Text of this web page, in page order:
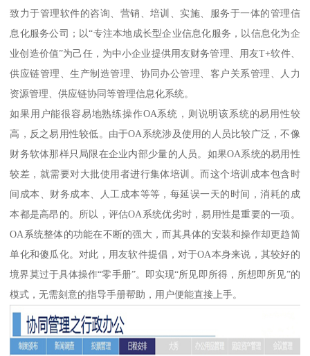
致力于管理软件的咨询、营销、培训、实施、服务于一体的管理信
息化服务公司；以“专注本地成长型企业信息化服务，以信息化为企
业创造价值”为己任，为中小企业提供用友财务管理、用友T+软件、
供应链管理、生产制造管理、协同办公管理、客户关系管理、人力
资源管理、供应链协同等管理信息化系统。
如果用户能很容易地熟练操作OA系统，则说明该系统的易用性较
高，反之易用性较低。由于OA系统涉及使用的人员比较广泛，不像
财务软体那样只局限在企业内部少量的人员。如果OA系统的易用性
较差，就需要对大批使用者进行集体培训。而这个培训成本包含时
间成本、财务成本、人工成本等等，每延误一天的时间，消耗的成
本都是高昂的。所以，评估OA系统优劣时，易用性是重要的一项。
OA系统整体的功能在不断的强大，而其具体的安装和操作却更趋简
单化和傻瓜化。对此，用友软件提倡，对于OA本身来说，其较好的
境界莫过于具体操作“零手册”。即实现“所见即所得，所想即所见”的
模式，无需刻意的指导手册帮助，用户便能直接上手。